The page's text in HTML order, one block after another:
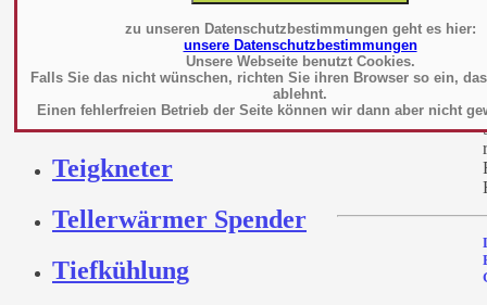
zu unseren Datenschutzbestimmungen geht es hier:
unsere Datenschutzbestimmungen
Unsere Webseite benutzt Cookies.
Falls Sie das nicht wünschen, richten Sie ihren Browser so ein,
ablehnt.
Einen fehlerfreien Betrieb der Seite können wir dann aber nicht
Speisetransport
Spülmaschine
Spültechnik
Teigkneter
Tellerwärmer Spender
Tiefkühlung